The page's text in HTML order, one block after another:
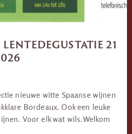
21
nieuwe witte Spaanse wijnen
Bordeaux. Ook een leuke
Voor elk wat wils.Welkom